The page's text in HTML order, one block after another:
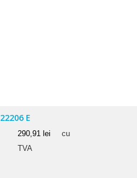
22206 E
290,91 lei
cu
TVA